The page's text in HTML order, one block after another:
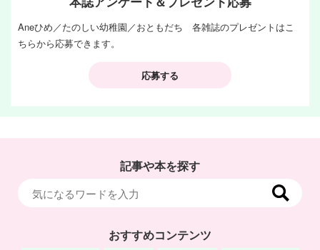
Aneひめ／たのしい幼稚園／おともだち 各雑誌のプレゼントはこ
ちらから応募できます。
応募する
記事や本を探す
おすすめコンテンツ